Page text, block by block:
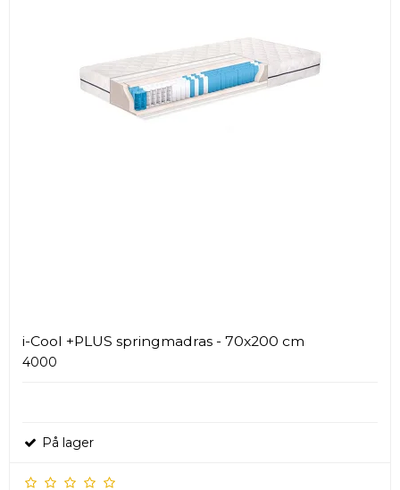
i-Cool +PLUS springmadras - 70x200 cm
4000
På lager